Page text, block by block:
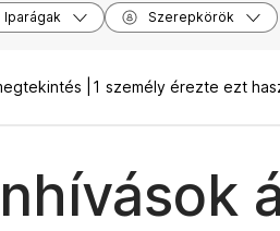
Iparágak Szerepkörök
| 1 személy érezte ezt